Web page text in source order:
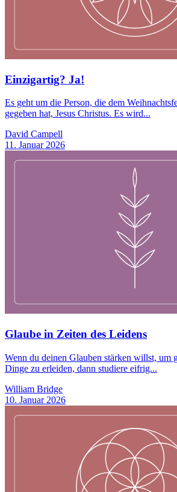
Einzigartig? Ja!
Es geht um die Person, die dem
gegeben hat, Jesus Christus. Es wird...
David Campell
11. Januar 2026
Glaube in Zeiten des Leidens
Wenn du deinen Glauben stärken willst, um
Dinge zu erleiden, dann studiere eifrig...
William Bridge
10. Januar 2026